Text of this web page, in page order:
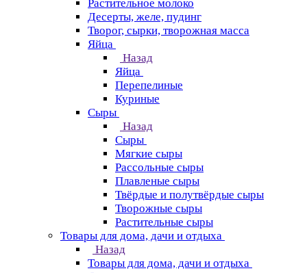
Растительное молоко
Десерты, желе, пудинг
Творог, сырки, творожная масса
Яйца
Назад
Яйца
Перепелиные
Куриные
Сыры
Назад
Сыры
Мягкие сыры
Рассольные сыры
Плавленые сыры
Твёрдые и полутвёрдые сыры
Творожные сыры
Растительные сыры
Товары для дома, дачи и отдыха
Назад
Товары для дома, дачи и отдыха